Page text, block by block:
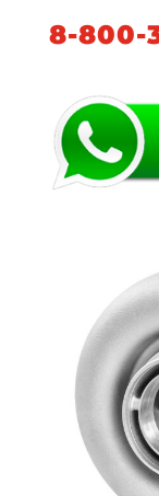
8-800-